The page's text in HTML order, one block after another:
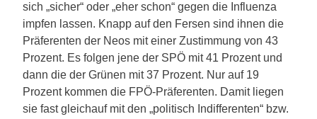
sich „sicher“ oder „eher schon“ gegen die Influenza
impfen lassen. Knapp auf den Fersen sind ihnen die
Präferenten der Neos mit einer Zustimmung von 43
Prozent. Es folgen jene der SPÖ mit 41 Prozent und
dann die der Grünen mit 37 Prozent. Nur auf 19
Prozent kommen die FPÖ-Präferenten. Damit liegen
sie fast gleichauf mit den „politisch Indifferenten“ bzw.